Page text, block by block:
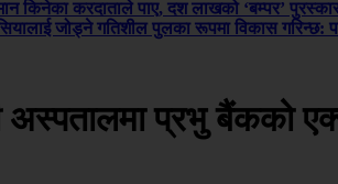
किनेका करदाताले पाए, दश लाखको ‘बम्पर’
जोड्ने गतिशील पुलका रूपमा विकास गरिन्छ:
अस्पतालमा प्रभु बैंकको